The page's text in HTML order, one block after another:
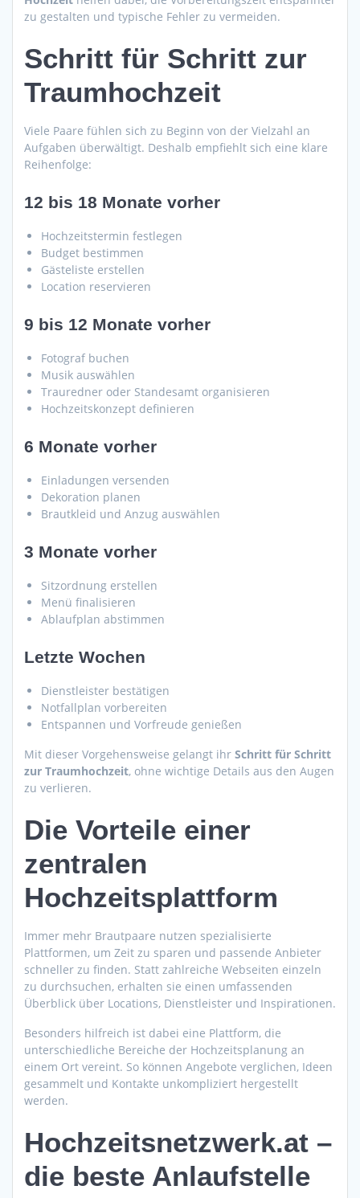
zu gestalten und typische Fehler zu vermeiden.
Schritt für Schritt zur
Traumhochzeit
Viele Paare fühlen sich zu Beginn von der Vielzahl an
Aufgaben überwältigt. Deshalb empfiehlt sich eine klare
Reihenfolge:
12 bis 18 Monate vorher
Hochzeitstermin festlegen
Budget bestimmen
Gästeliste erstellen
Location reservieren
9 bis 12 Monate vorher
Fotograf buchen
Musik auswählen
Trauredner oder Standesamt organisieren
Hochzeitskonzept definieren
6 Monate vorher
Einladungen versenden
Dekoration planen
Brautkleid und Anzug auswählen
3 Monate vorher
Sitzordnung erstellen
Menü finalisieren
Ablaufplan abstimmen
Letzte Wochen
Dienstleister bestätigen
Notfallplan vorbereiten
Entspannen und Vorfreude genießen
Mit dieser Vorgehensweise gelangt ihr Schritt für Schritt
zur Traumhochzeit, ohne wichtige Details aus den Augen
zu verlieren.
Die Vorteile einer
zentralen
Hochzeitsplattform
Immer mehr Brautpaare nutzen spezialisierte
Plattformen, um Zeit zu sparen und passende Anbieter
schneller zu finden. Statt zahlreiche Webseiten einzeln
zu durchsuchen, erhalten sie einen umfassenden
Überblick über Locations, Dienstleister und Inspirationen.
Besonders hilfreich ist dabei eine Plattform, die
unterschiedliche Bereiche der Hochzeitsplanung an
einem Ort vereint. So können Angebote verglichen, Ideen
gesammelt und Kontakte unkompliziert hergestellt
werden.
Hochzeitsnetzwerk.at –
die beste Anlaufstelle